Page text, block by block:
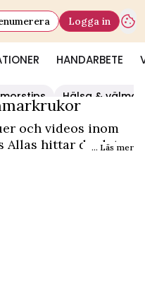
HANDARBETE
Logga in
Hälsa &
och videos inom
Allas hittar du det
... Läs mer